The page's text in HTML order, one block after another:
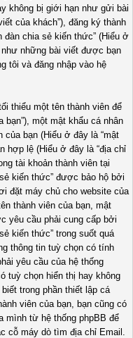
không bị giới hạn như gửi bài
của khách”), đăng ký thành
đàn chia sẻ kiến thức” (Hiểu ở
như những bài viết được bạn
tôi và đăng nhập vào hệ
thiểu một tên thành viên để
bạn”), một mật khẩu cá nhân
của bạn (Hiểu ở đây là “mật
hợp lệ (Hiểu ở đây là “địa chỉ
tài khoản thành viên tại
kiến thức” được bảo hộ bởi
đặt máy chủ cho website của
thành viên của bạn, mật
yêu cầu phải cung cấp bởi
kiến thức” trong suốt quá
thông tin tuỳ chọn có tính
yêu cầu của hệ thống
tuỳ chọn hiển thị hay không
trong phần thiết lập cá
viên của bạn, bạn cũng có
mình từ hệ thống phpBB để
cỗ máy dò tìm địa chỉ Email.